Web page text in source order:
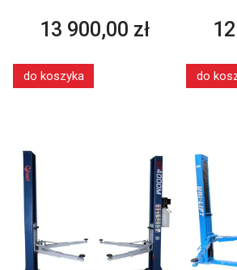
13 900,00 zł
do koszyka do